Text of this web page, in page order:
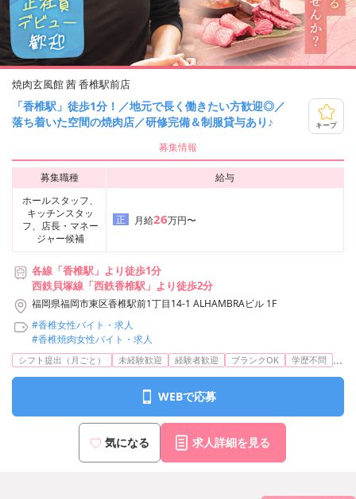
焼肉玄風館 茜 香椎駅前店
「香椎駅」徒歩1分！／地元で長く働きたい方歓迎◎／
落ち着いた空間の焼肉店／研修完備＆制服貸与あり♪
キープ
募集情報
募集職種
給与
ホールスタッフ、
キッチンスタッ
フ、店長・マネー
ジャー候補
正 月給26万円〜
各線「香椎駅」より徒歩1分
西鉄貝塚線「西鉄香椎駅」より徒歩2分
福岡県福岡市東区香椎駅前1丁目14-1 ALHAMBRAビル 1F
#香椎女性バイト・求人
#香椎焼肉女性バイト・求人
シフト提出（月ごと） 未経験歓迎 経験者歓迎 ブランクOK 学歴不問 ...
WEBで応募
気になる 求人詳細を見る